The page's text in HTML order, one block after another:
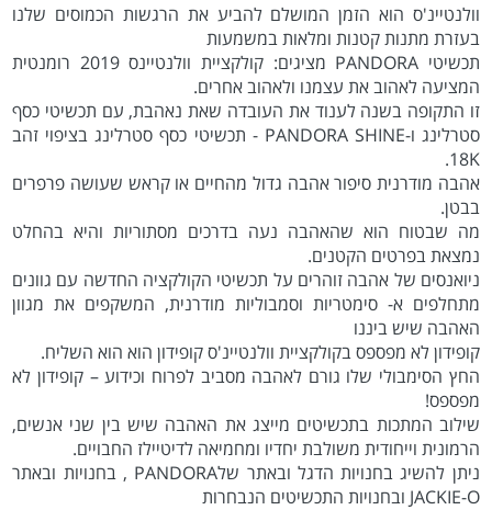
וולנטיינ'ס הוא הזמן המושלם להביע את הרגשות הכמוסים שלנו
בעזרת מתנות קטנות ומלאות במשמעות
תכשיטי PANDORA מציגים: קולקציית וולנטיינס 2019 רומנטית
המציעה לאהוב את עצמנו ולאהוב אחרים.
זו התקופה בשנה לענוד את העובדה שאת נאהבת, עם תכשיטי כסף
סטרלינג ו-PANDORA SHINE - תכשיטי כסף סטרלינג בציפוי זהב
18K.
אהבה מודרנית סיפור אהבה גדול מהחיים או קראש שעושה פרפרים
בבטן.
מה שבטוח הוא שהאהבה נעה בדרכים מסתוריות והיא בהחלט
נמצאת בפרטים הקטנים.
ניואנסים של אהבה זוהרים על תכשיטי הקולקציה החדשה עם גוונים
מתחלפים א- סימטריות וסמבוליות מודרנית, המשקפים את מגוון
האהבה שיש ביננו
קופידון לא מפספס בקולקציית וולנטיינ'ס קופידון הוא הוא השליח.
החץ הסימבולי שלו גורם לאהבה מסביב לפרוח וכידוע – קופידון לא
מפספס!
שילוב המתכות בתכשיטים מייצג את האהבה שיש בין שני אנשים,
הרמונית וייחודית משולבת יחדיו ומחמיאה לדיטיילז החבויים.
ניתן להשיג בחנויות הדגל ובאתר שלPANDORA , בחנויות ובאתר
JACKIE-O ובחנויות התכשיטים הנבחרות